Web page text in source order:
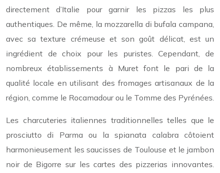
directement d’Italie pour garnir les pizzas les plus
authentiques. De même, la mozzarella di bufala campana,
avec sa texture crémeuse et son goût délicat, est un
ingrédient de choix pour les puristes. Cependant, de
nombreux établissements à Muret font le pari de la
qualité locale en utilisant des fromages artisanaux de la
région, comme le Rocamadour ou le Tomme des Pyrénées.
Les charcuteries italiennes traditionnelles telles que le
prosciutto di Parma ou la spianata calabra côtoient
harmonieusement les saucisses de Toulouse et le jambon
noir de Bigorre sur les cartes des pizzerias innovantes.